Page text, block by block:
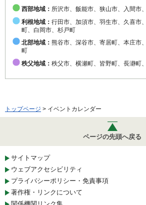
西部地域： 所沢市、飯能市、狭山市、入間市
利根地域： 行田市、加須市、羽生市、久喜市
町、白岡市、杉戸町
北部地域： 熊谷市、深谷市、寄居町、本庄市
町
秩父地域： 秩父市、横瀬町、皆野町、長瀞町
トップページ > イベントカレンダー
ページの先頭へ戻る
サイトマップ
ウェブアクセシビリティ
プライバシーポリシー・免責事項
著作権・リンクについて